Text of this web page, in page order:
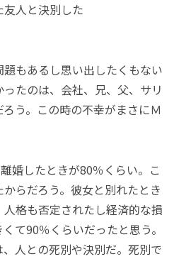
友人と決別した
もあるし思い出したくもない
たのは、会社、兄、父、サリ
う。この時の不幸がまさにＭ
婚したときが80％くらい。こ
らだろう。彼女と別れたとき
格も否定されたし経済的な損
て90％くらいだったと思う。
人との死別や決別だ。死別で